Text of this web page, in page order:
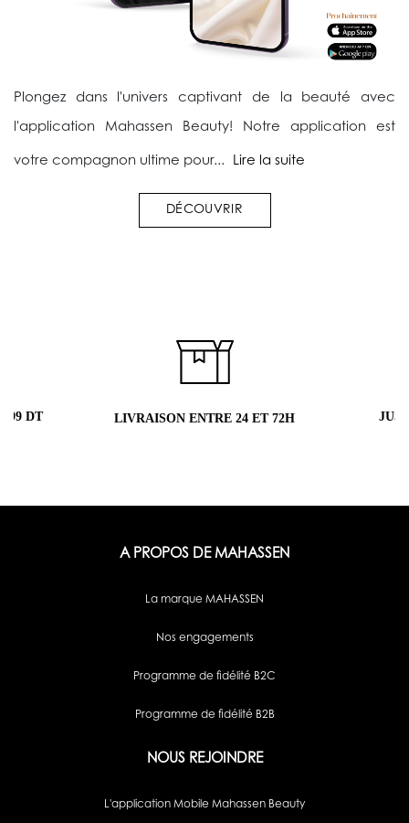
Plongez dans l'univers captivant de la beauté avec
l'application Mahassen Beauty! Notre application est
votre compagnon ultime pour... Lire la suite
DÉCOUVRIR
DT LIVRAISON ENTRE 24 ET 72H
A PROPOS DE MAHASSEN
La marque MAHASSEN
Nos engagements
Programme de fidélité B2C
Programme de fidélité B2B
NOUS REJOINDRE
L'application Mobile Mahassen Beauty